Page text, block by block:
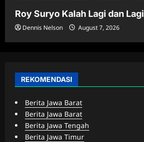
Roy Suryo Kalah Lagi dan Lagi
Dennis Nelson August 7, 2026
REKOMENDASI
Berita Jawa Barat
Berita Jawa Barat
Berita Jawa Tengah
Berita Jawa Timur